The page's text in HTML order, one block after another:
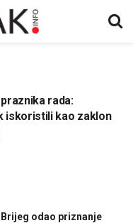
rada:
iskoristili kao zaklon
odao priznanje